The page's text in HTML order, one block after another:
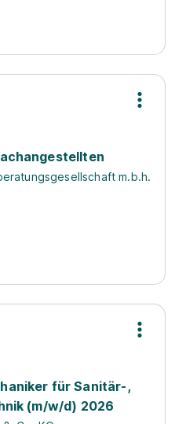
m.b.h.
für Sanitär-,
(m/w/d) 2026